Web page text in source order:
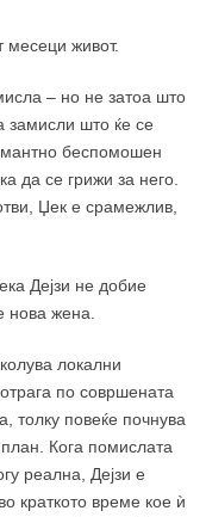
месеци живот.
– но не затоа што
замисли што ќе се
беспомошен
да се грижи за него.
Џек е срамежлив,
Дејзи не добие
нова жена.
локални
по совршената
толку повеќе почнува
Кога помислата
реална, Дејзи е
краткото време кое ѝ